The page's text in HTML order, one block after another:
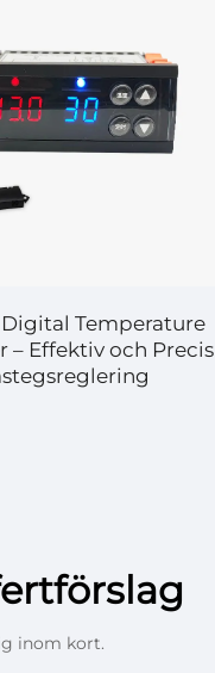
Digital Temperature
– Effektiv och Precis
inom kort.